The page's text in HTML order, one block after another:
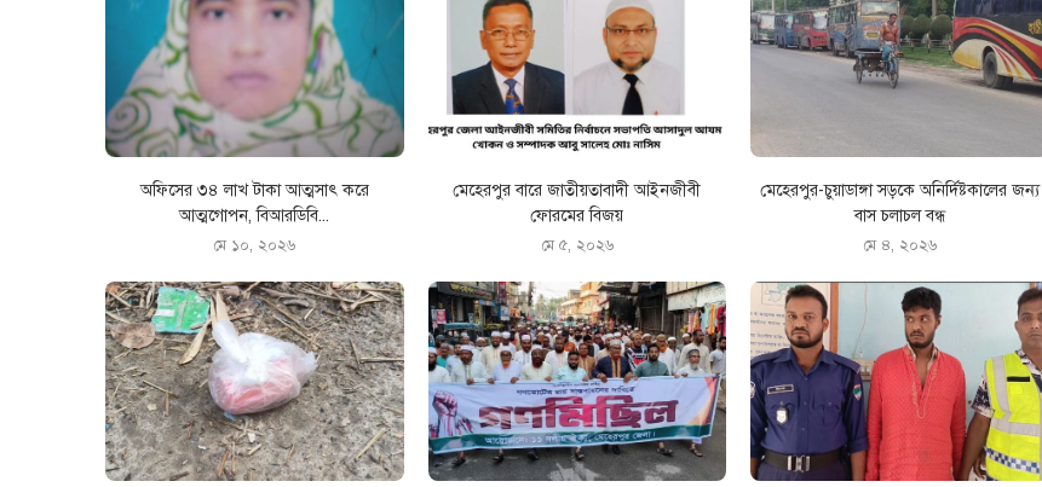
অফিসের ৩৪ লাখ টাকা আত্মসাৎ করে
আত্মগোপন, বিআরডিবি...
মে ১০, ২০২৬
মেহেরপুর বারে জাতীয়তাবাদী আইনজীবী
ফোরমের বিজয়
মে ৫, ২০২৬
মেহেরপুর-চুয়াডাঙ্গা সড়কে অনির্দিষ্টকালের জন্য
বাস চলাচল বন্ধ
মে ৪, ২০২৬